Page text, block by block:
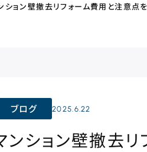
ション壁撤去リフォーム費用と注意点
ブログ 2025.6.22
ンション壁撤去